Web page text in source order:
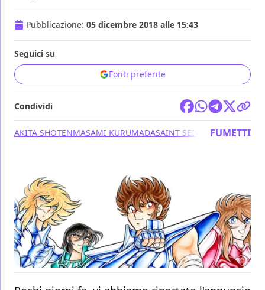
Pubblicazione: 05 dicembre 2018 alle 15:43
Seguici su
Fonti preferite
Condividi
AKITA SHOTENMASAMI KURUMADASAINT SEIYA - I CAVALIERI
FUMETTI